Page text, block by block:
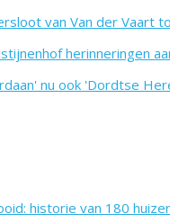
van Van der Vaart
herinneringen
nu ook 'Dordtse
historie van 180